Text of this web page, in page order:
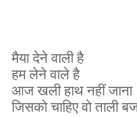
मैया देने वाली है
हम लेने वाले है
आज खली हाथ नहीं जाना
जिसको चाहिए वो ताली